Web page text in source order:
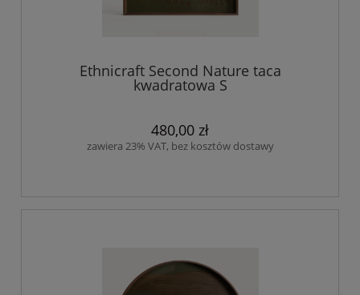
Ethnicraft Second Nature taca
kwadratowa S
480,00 zł
zawiera 23% VAT, bez kosztów dostawy